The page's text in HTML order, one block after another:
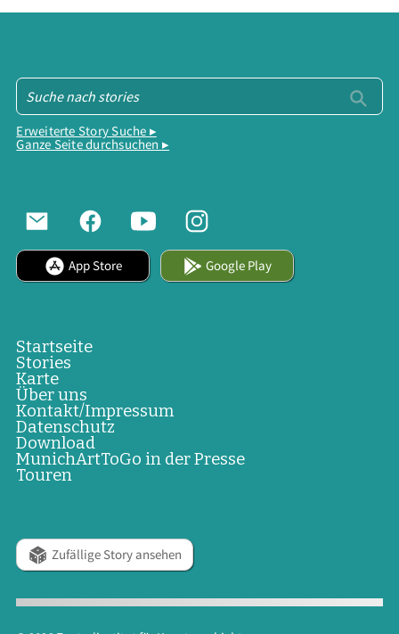
Erweiterte Story Suche ▸
Ganze Seite durchsuchen ▸
App Store Google Play
Startseite
Stories
Karte
Über uns
Kontakt/Impressum
Datenschutz
Download
MunichArtToGo in der Presse
Touren
Zufällige Story ansehen